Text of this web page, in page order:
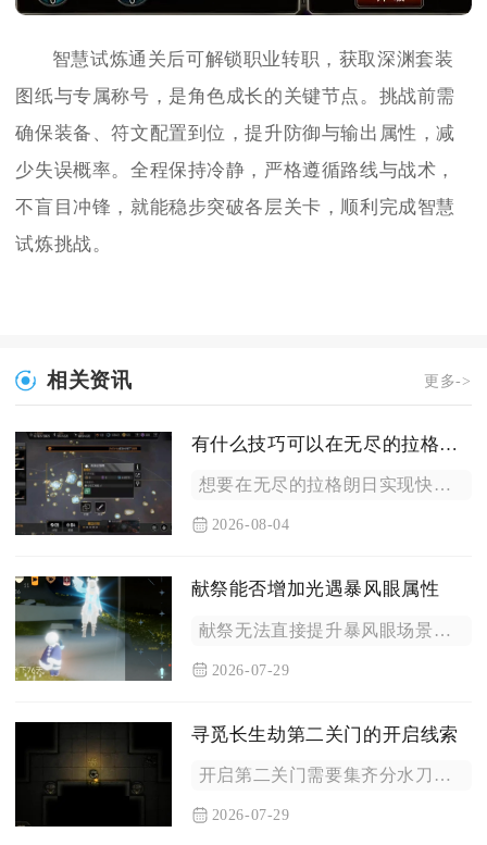
智慧试炼通关后可解锁职业转职，获取深渊套装
图纸与专属称号，是角色成长的关键节点。挑战前需
确保装备、符文配置到位，提升防御与输出属性，减
少失误概率。全程保持冷静，严格遵循路线与战术，
不盲目冲锋，就能稳步突破各层关卡，顺利完成智慧
试炼挑战。
相关资讯 更多->
有什么技巧可以在无尽的拉格朗日快速采矿
想要在无尽的拉格朗日实现快速采矿，核心思路是优化工程舰配置、...
2026-08-04
献祭能否增加光遇暴风眼属性
献祭无法直接提升暴风眼场景内的各项属性，不会改变飞行能量、抗...
2026-07-29
寻觅长生劫第二关门的开启线索
开启第二关门需要集齐分水刀、古印两件核心道具，同时完成司天盘...
2026-07-29